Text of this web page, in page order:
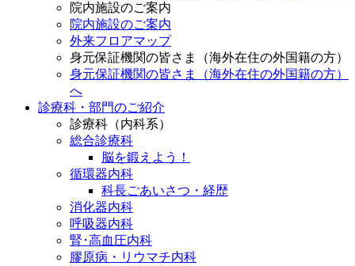
院内施設のご案内
院内施設のご案内
外来フロアマップ
身元保証機関の皆さま（海外在住の外国籍の方）
身元保証機関の皆さま（海外在住の外国籍の方）
へ
診療科・部門のご紹介
診療科（内科系）
総合診療科
脳を鍛えよう！
循環器内科
科長ごあいさつ・経歴
消化器内科
呼吸器内科
腎･高血圧内科
膠原病・リウマチ内科